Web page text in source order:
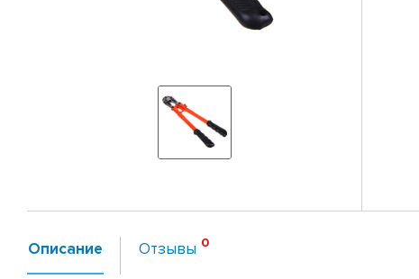
Описание Отзывы